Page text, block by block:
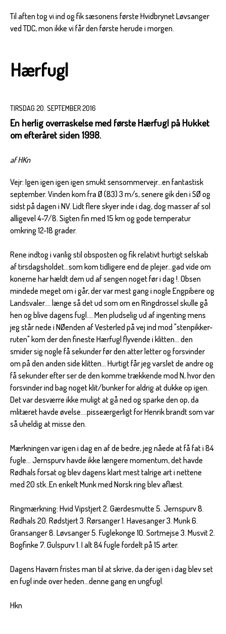
Til aften tog vi ind og fik sæsonens første Hvidbrynet Løvsanger
ved TDC, mon ikke vi får den første herude i morgen.
Hærfugl
TIRSDAG 20. SEPTEMBER 2016
En herlig overraskelse med første Hærfugl på Hukket
om efteråret siden 1998.
af HKn
Vejr: Igen igen igen igen smukt sensommervejr...en fantastisk
september. Vinden kom fra Ø (83) 3 m/s, senere gik den i SØ og
sidst på dagen i NV. Lidt flere skyer inde i dag, dog masser af sol
alligevel 4-7/8. Sigten fin med 15 km og gode temperatur
omkring 12-18 grader.
Rene indtog i vanlig stil obsposten og fik relativt hurtigt selskab
af tirsdagsholdet...som kom tidligere end de plejer...gad vide om
konerne har hældt dem ud af sengen noget før i dag !. Obsen
mindede meget om i går, der var mest gang i nogle Engpibere og
Landsvaler.... længe så det ud som om en Ringdrossel skulle gå
hen og blive dagens fugl.... Men pludselig ud af ingenting mens
jeg står nede i NØenden af Vesterled på vej ind mod "stenpikker-
ruten" kom der den fineste Hærfugl flyvende i klitten... den
smider sig nogle få sekunder før den atter letter og forsvinder
om på den anden side klitten... Hurtigt får jeg varslet de andre og
få sekunder efter ser de den komme trækkende mod N, hvor den
forsvinder ind bag noget klit/bunker for aldrig at dukke op igen.
Det var desværre ikke muligt at gå ned og sparke den op, da
mlitæret havde øvelse....pisseærgerligt for Henrik brandt som var
så uheldig at misse den.
Mærkningen var igen i dag en af de bedre, jeg nåede at få fat i 84
fugle... Jernspurv havde ikke længere momentum, det havde
Rødhals forsat og blev dagens klart mest talrige art i nettene
med 20 stk..En enkelt Munk med Norsk ring blev aflæst.
Ringmærkning: Hvid Vipstjert 2. Gærdesmutte 5. Jernspurv 8.
Rødhals 20. Rødstjert 3. Rørsanger 1. Havesanger 3. Munk 6.
Gransanger 8. Løvsanger 5. Fuglekonge 10. Sortmejse 3. Musvit 2.
Bogfinke 7. Gulspurv 1. I alt 84 fugle fordelt på 15 arter.
Dagens Havørn fristes man til at skrive, da der igen i dag blev set
en fugl inde over heden...denne gang en ungfugl.
Hkn